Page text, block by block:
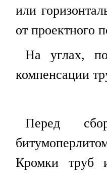
или
от проектного
На углах,
компенсации
Перед
Кромки труб